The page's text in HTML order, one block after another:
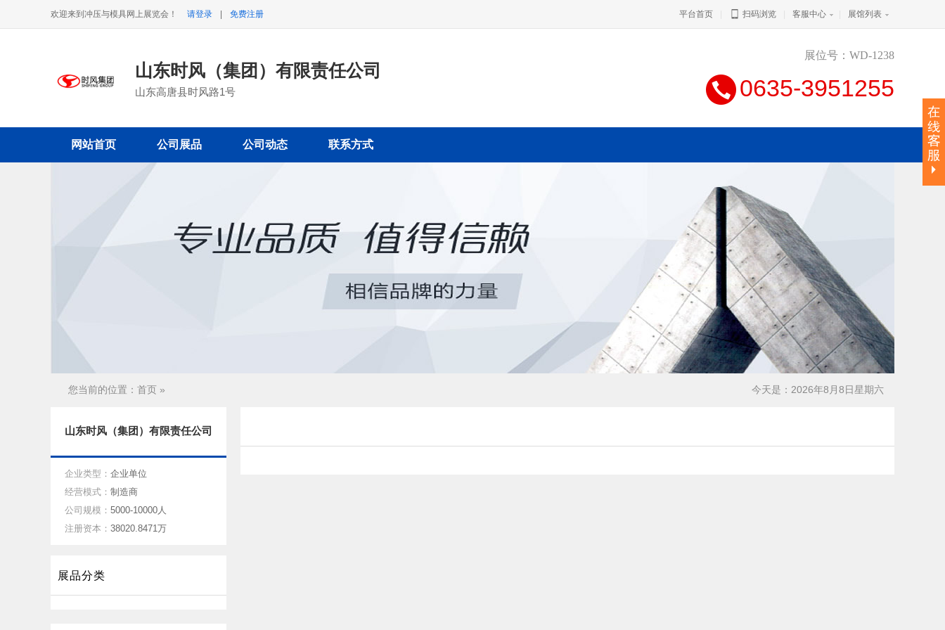
欢迎来到冲压与模具网上展览会！ 请登录 免费注册 平台首页 扫码浏览 客服中心 展馆列表
山东时风（集团）有限责任公司
山东高唐县时风路1号
展位号：WD-1238
0635-3951255
网站首页 公司展品 公司动态 联系方式
今天是：2026年8月8日星期六
您当前的位置： 首页 »
山东时风（集团）有限责任公司
企业类型： 企业单位
经营模式： 制造商
公司规模： 5000-10000人
注册资本： 38020.8471万
展品分类